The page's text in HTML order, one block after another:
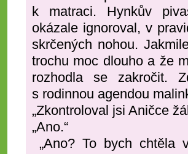
k matraci. Hynkův
okázale ignoroval, v
skrčených nohou.
trochu moc dlouho a že
rozhodla se zakročit.
s rodinnou agendou
„Zkontroloval jsi Aničce
„Ano.“
„Ano? To bych chtěla